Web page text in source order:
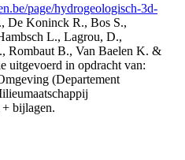
page/hydrogeologisch-3d-
De Koninck R., Bos S.,
L., Lagrou, D.,
Rombaut B., Van Baelen K. &
uitgevoerd in opdracht van:
(Departement
bijlagen.